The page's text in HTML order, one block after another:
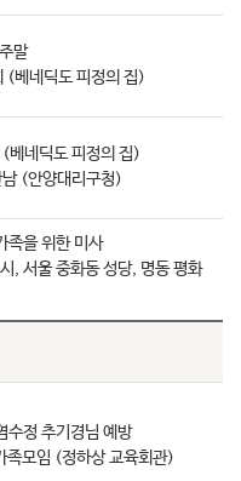
말
네딕도 피정의 집)
네딕도 피정의 집)
(안양대리구청)
을 위한 미사
, 서울 중화동 성당, 명동 평화
정 추기경님 예방
모임 (정하상 교육회관)